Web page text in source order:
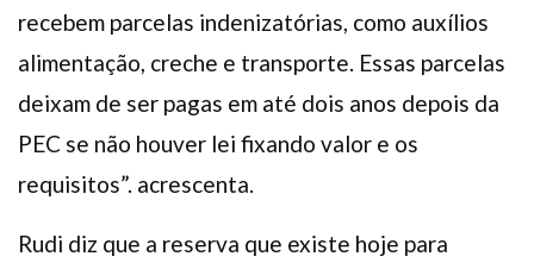
recebem parcelas indenizatórias, como auxílios
alimentação, creche e transporte. Essas parcelas
deixam de ser pagas em até dois anos depois da
PEC se não houver lei fixando valor e os
requisitos”. acrescenta.
Rudi diz que a reserva que existe hoje para